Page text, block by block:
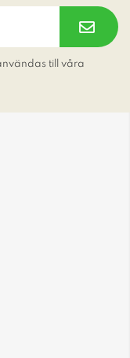
till våra